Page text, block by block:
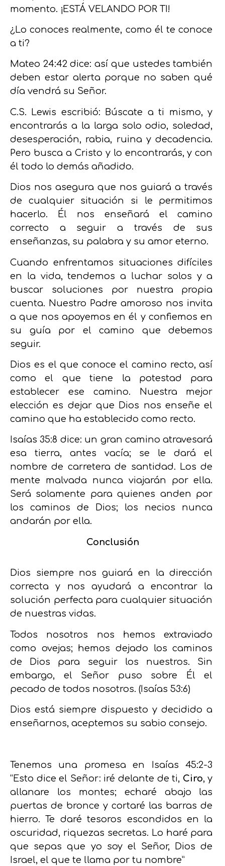
momento. ¡ESTÁ VELANDO POR TI!
¿Lo conoces realmente, como él te conoce
a ti?
Mateo 24:42 dice: así que ustedes también
deben estar alerta porque no saben qué
día vendrá su Señor.
C.S. Lewis escribió: Búscate a ti mismo, y
encontrarás a la larga solo odio, soledad,
desesperación, rabia, ruina y decadencia.
Pero busca a Cristo y lo encontrarás, y con
él todo lo demás añadido.
Dios nos asegura que nos guiará a través
de cualquier situación si le permitimos
hacerlo. Él nos enseñará el camino
correcto a seguir a través de sus
enseñanzas, su palabra y su amor eterno.
Cuando enfrentamos situaciones difíciles
en la vida, tendemos a luchar solos y a
buscar soluciones por nuestra propia
cuenta. Nuestro Padre amoroso nos invita
a que nos apoyemos en él y confiemos en
su guía por el camino que debemos
seguir.
Dios es el que conoce el camino recto, así
como el que tiene la potestad para
establecer ese camino. Nuestra mejor
elección es dejar que Dios nos enseñe el
camino que ha establecido como recto.
Isaías 35:8 dice: un gran camino atravesará
esa tierra, antes vacía; se le dará el
nombre de carretera de santidad. Los de
mente malvada nunca viajarán por ella.
Será solamente para quienes anden por
los caminos de Dios; los necios nunca
andarán por ella.
Conclusión
Dios siempre nos guiará en la dirección
correcta y nos ayudará a encontrar la
solución perfecta para cualquier situación
de nuestras vidas.
Todos nosotros nos hemos extraviado
como ovejas; hemos dejado los caminos
de Dios para seguir los nuestros. Sin
embargo, el Señor puso sobre Él el
pecado de todos nosotros. (Isaías 53:6)
Dios está siempre dispuesto y decidido a
enseñarnos, aceptemos su sabio consejo.
Tenemos una promesa en Isaías 45:2-3
“Esto dice el Señor: iré delante de ti, Ciro, y
allanare los montes; echaré abajo las
puertas de bronce y cortaré las barras de
hierro. Te daré tesoros escondidos en la
oscuridad, riquezas secretas. Lo haré para
que sepas que yo soy el Señor, Dios de
Israel, el que te llama por tu nombre”